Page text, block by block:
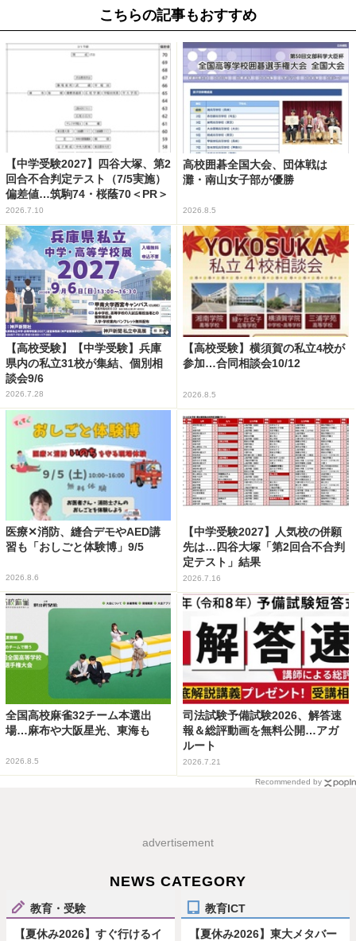
こちらの記事もおすすめ
【中学受験2027】四谷大塚、第2
回合不合判定テスト（7/5実施）
偏差値…筑駒74・桜蔭70＜PR＞
2026.7.10
高校囲碁全国大会、団体戦は
灘・南山女子部が優勝
2026.8.5
【高校受験】【中学受験】兵庫
県内の私立31校が集結、個別相
談会9/6
2026.7.28
【高校受験】横須賀の私立4校が
参加…合同相談会10/12
2026.8.5
医療✕消防、縫合デモやAED講
習も「おしごと体験博」9/5
2026.8.6
【中学受験2027】人気校の併願
先は…四谷大塚「第2回合不合判
定テスト」結果
2026.7.16
全国高校麻雀32チーム本選出
場…麻布や大阪星光、東海も
2026.8.5
司法試験予備試験2026、解答速
報＆総評動画を無料公開…アガ
ルート
2026.7.21
Recommended by
advertisement
NEWS CATEGORY
教育・受験
【夏休み2026】すぐ行けるイ
教育ICT
【夏休み2026】東大メタバー